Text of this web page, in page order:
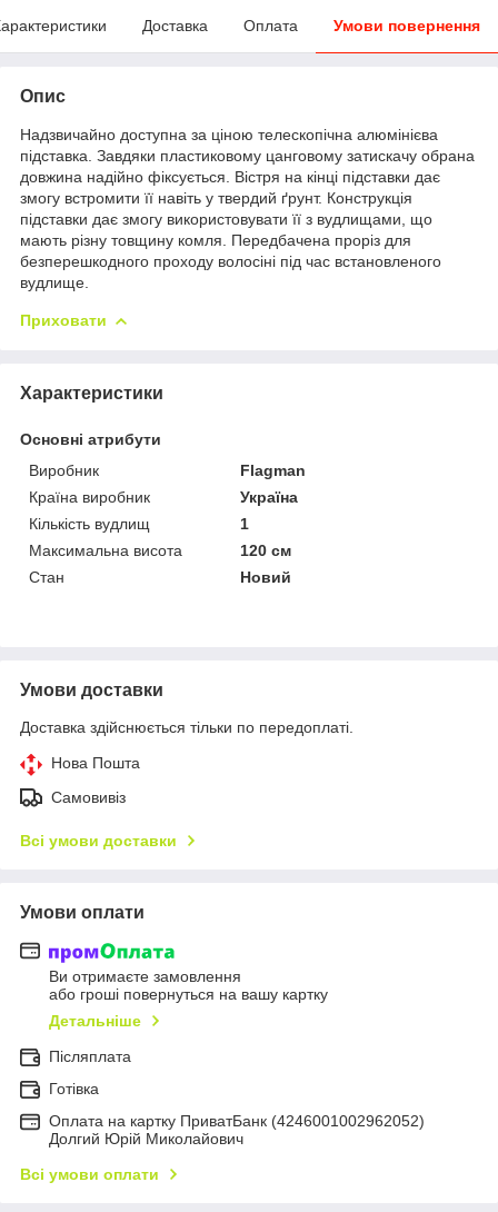
Доставка Оплата Умови повернення
Опис
Надзвичайно доступна за ціною телескопічна алюмінієва
підставка. Завдяки пластиковому цанговому затискачу обрана
довжина надійно фіксується. Вістря на кінці підставки дає
змогу встромити її навіть у твердий ґрунт. Конструкція
підставки дає змогу використовувати її з вудлищами, що
мають різну товщину комля. Передбачена проріз для
безперешкодного проходу волосіні під час встановленого
вудлище.
Приховати
Характеристики
Основні атрибути
Виробник
Flagman
Країна виробник
Україна
Кількість вудлищ
1
Максимальна висота
120 см
Стан
Новий
Умови доставки
Доставка здійснюється тільки по передоплаті.
Нова Пошта
Самовивіз
Всі умови доставки
Умови оплати
Ви отримаєте замовлення
або гроші повернуться на вашу картку
Детальніше
Післяплата
Готівка
Оплата на картку ПриватБанк (4246001002962052)
Долгий Юрій Миколайович
Всі умови оплати